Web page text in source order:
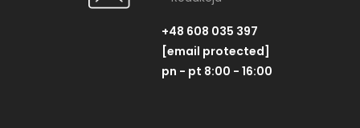
NAJNOWSZE ARTYKUŁY
+48 608 035 397
[email protected]
pn - pt 8:00 - 16:00